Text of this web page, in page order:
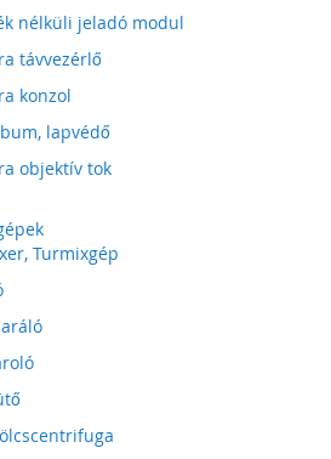
nélküli jeladó modul
távvezérlő
konzol
lapvédő
objektív tok
Turmixgép